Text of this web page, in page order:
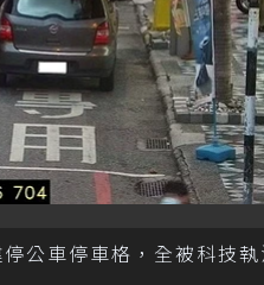
公車停車格，全被科技